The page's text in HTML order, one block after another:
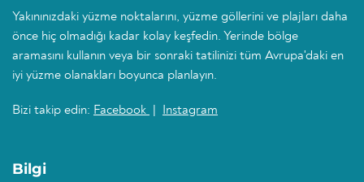
Yakınınızdaki yüzme noktalarını, yüzme göllerini ve plajları daha
önce hiç olmadığı kadar kolay keşfedin. Yerinde bölge
aramasını kullanın veya bir sonraki tatilinizi tüm Avrupa'daki en
iyi yüzme olanakları boyunca planlayın.
Bizi takip edin: Facebook Instagram
Bilgi